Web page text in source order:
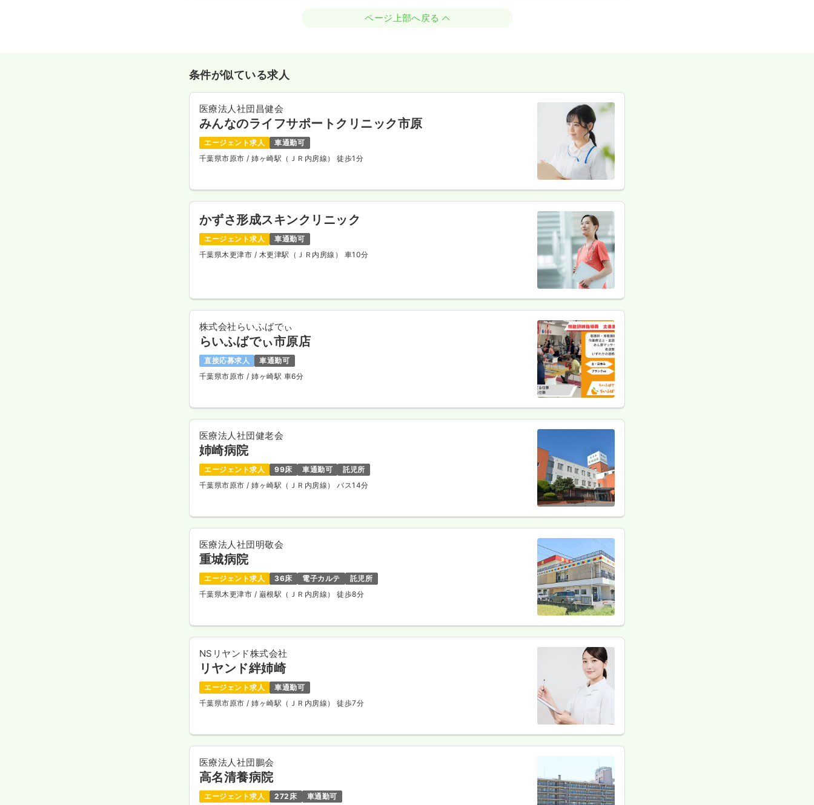
ページ上部へ戻る
条件が似ている求人
医療法人社団昌健会
みんなのライフサポートクリニック市原
エージェント求人
車通勤可
千葉県市原市/ 姉ヶ崎駅（ＪＲ内房線） 徒歩1分
かずさ形成スキンクリニック
エージェント求人
車通勤可
千葉県木更津市 / 木更津駅（ＪＲ内房線） 車10分
株式会社らいふばでぃ
らいふばでぃ市原店
直接応募求人
車通勤可
千葉県市原市/ 姉ヶ崎駅 車6分
医療法人社団健老会
姉崎病院
エージェント求人 99床 車通勤可
託児所
千葉県市原市/ 姉ヶ崎駅（ＪＲ内房線） バス14分
医療法人社団明敬会
重城病院
エージェント求人 36床 電子カルテ
託児所
千葉県木更津市 / 巌根駅（ＪＲ内房線） 徒歩8分
NSリヤンド株式会社
リヤンド絆姉崎
エージェント求人
車通勤可
千葉県市原市/ 姉ヶ崎駅（ＪＲ内房線） 徒歩7分
医療法人社団鵬会
高名清養病院
エージェント求人 272床 車通勤可